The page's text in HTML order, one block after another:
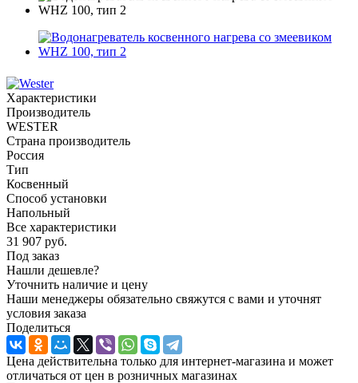
Характеристики
Производитель
WESTER
Страна производитель
Россия
Тип
Косвенный
Способ установки
Напольный
Все характеристики
31 907 руб.
Под заказ
Нашли дешевле?
Уточнить наличие и цену
Наши менеджеры обязательно свяжутся с вами и уточнят
условия заказа
Поделиться
Цена действительна только для интернет-магазина и может
отличаться от цен в розничных магазинах